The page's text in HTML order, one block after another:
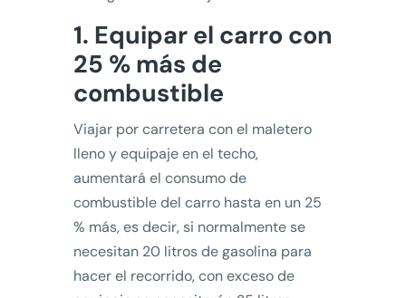
1. Equipar el carro con
25 % más de
combustible
Viajar por carretera con el maletero
lleno y equipaje en el techo,
aumentará el consumo de
combustible del carro hasta en un 25
% más, es decir, si normalmente se
necesitan 20 litros de gasolina para
hacer el recorrido, con exceso de